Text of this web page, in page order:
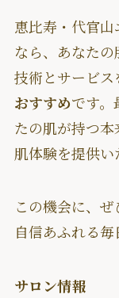
恵比寿・代官
なら、あなた
技術とサービス
おすすめです。
たの肌が持つ
肌体験を提供い
この機会に、
自信あふれる
サロン情報